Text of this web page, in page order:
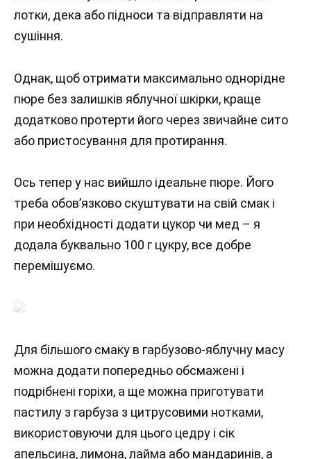
лотки, дека або підноси та відправляти на
сушіння.
Однак, щоб отримати максимально однорідне
пюре без залишків яблучної шкірки, краще
додатково протерти його через звичайне сито
або пристосування для протирання.
Ось тепер у нас вийшло ідеальне пюре. Його
треба обов’язково скуштувати на свій смак і
при необхідності додати цукор чи мед – я
додала буквально 100 г цукру, все добре
перемішуємо.
Для більшого смаку в гарбузово-яблучну масу
можна додати попередньо обсмажені і
подрібнені горіхи, а ще можна приготувати
пастилу з гарбуза з цитрусовими нотками,
використовуючи для цього цедру і сік
апельсина, лимона, лайма або мандаринів, а